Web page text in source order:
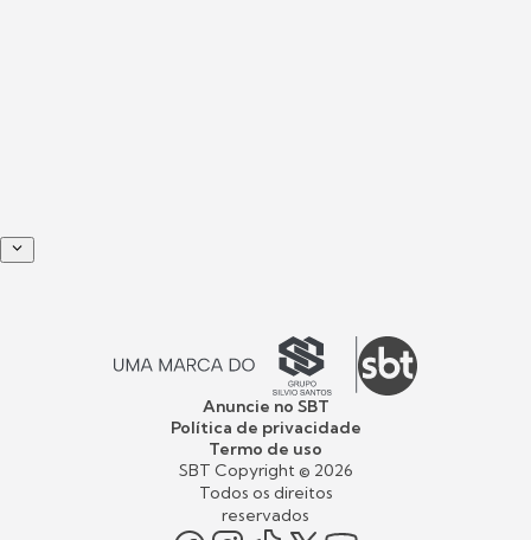
Anuncie no SBT
Política de privacidade
Termo de uso
SBT Copyright © 2026
Todos os direitos
reservados